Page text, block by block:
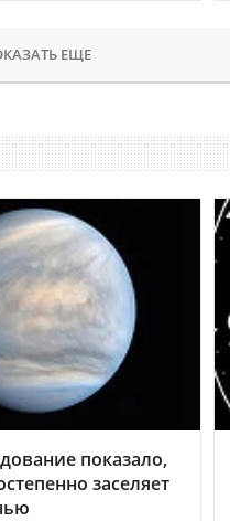
ЕЩЕ
показало,
заселяет